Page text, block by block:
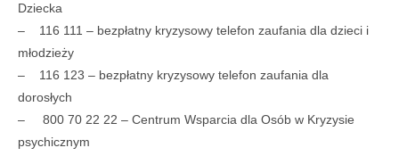
Dziecka
– 116 111 – bezpłatny kryzysowy telefon zaufania dla dzieci i
młodzieży
– 116 123 – bezpłatny kryzysowy telefon zaufania dla
dorosłych
– 800 70 22 22 – Centrum Wsparcia dla Osób w Kryzysie
psychicznym